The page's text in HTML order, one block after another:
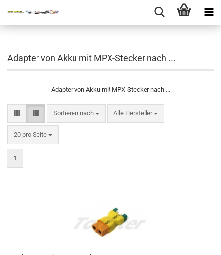
Adapter von Akku mit MPX-Stecker nach ...
Adapter von Akku mit MPX-Stecker nach ...
Sortieren nach
Sortieren nach Alle Hersteller
20 pro Seite
pro Seite
1